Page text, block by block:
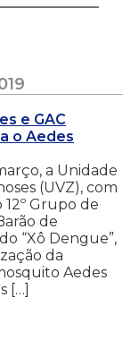
e GAC
o Aedes
a Unidade
(UVZ), com
Grupo de
de
“Xô Dengue”,
da
Aedes
[…]